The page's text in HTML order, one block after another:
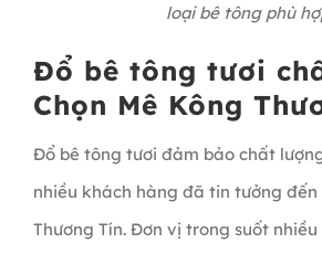
loại bê tông phù
Đổ bê tông tươi
Chọn Mê Kông
Đổ bê tông tươi đảm bảo chất
nhiều khách hàng đã tin tưởng đến
Thương Tín. Đơn vị trong suốt